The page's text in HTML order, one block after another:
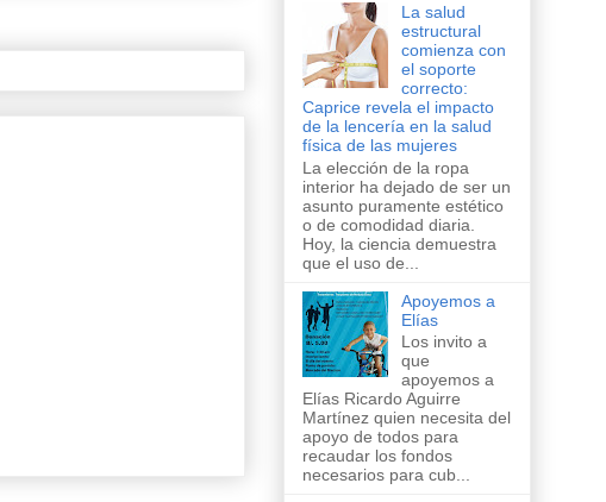
La salud
estructural
comienza con
el soporte
correcto:
Caprice revela el impacto
de la lencería en la salud
física de las mujeres
La elección de la ropa
interior ha dejado de ser un
asunto puramente estético
o de comodidad diaria.
Hoy, la ciencia demuestra
que el uso de...
Apoyemos a
Elías
Los invito a
que
apoyemos a
Elías Ricardo Aguirre
Martínez quien necesita del
apoyo de todos para
recaudar los fondos
necesarios para cub...